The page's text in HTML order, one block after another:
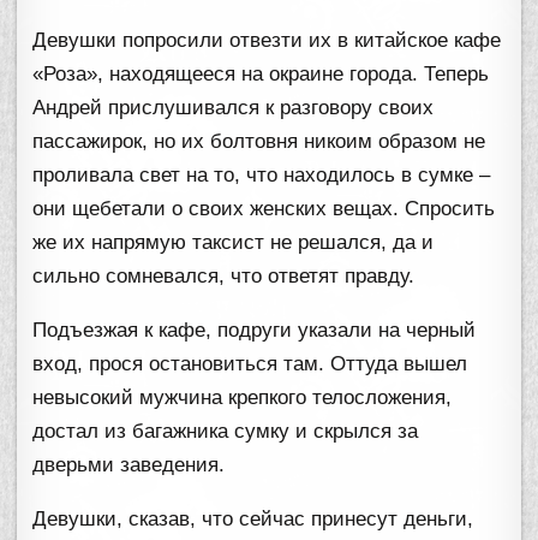
Девушки попросили отвезти их в китайское кафе
«Роза», находящееся на окраине города. Теперь
Андрей прислушивался к разговору своих
пассажирок, но их болтовня никоим образом не
проливала свет на то, что находилось в сумке –
они щебетали о своих женских вещах. Спросить
же их напрямую таксист не решался, да и
сильно сомневался, что ответят правду.
Подъезжая к кафе, подруги указали на черный
вход, прося остановиться там. Оттуда вышел
невысокий мужчина крепкого телосложения,
достал из багажника сумку и скрылся за
дверьми заведения.
Девушки, сказав, что сейчас принесут деньги,